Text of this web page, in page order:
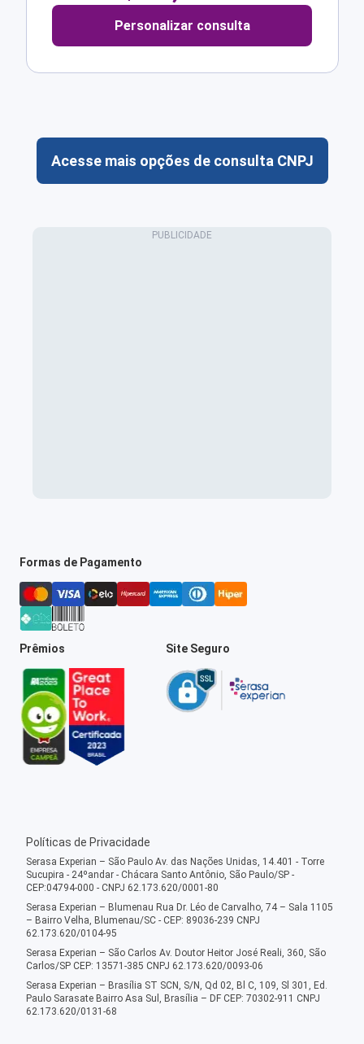
Personalizar consulta
Acesse mais opções de consulta CNPJ
Formas de Pagamento
Prêmios Site Seguro
Políticas de Privacidade
Serasa Experian – São Paulo Av. das Nações Unidas, 14.401 - Torre
Sucupira - 24ºandar - Chácara Santo Antônio, São Paulo/SP -
CEP:04794-000 - CNPJ 62.173.620/0001-80
Serasa Experian – Blumenau Rua Dr. Léo de Carvalho, 74 – Sala 1105
– Bairro Velha, Blumenau/SC - CEP: 89036-239 CNPJ
62.173.620/0104-95
Serasa Experian – São Carlos Av. Doutor Heitor José Reali, 360, São
Carlos/SP CEP: 13571-385 CNPJ 62.173.620/0093-06
Serasa Experian – Brasília ST SCN, S/N, Qd 02, Bl C, 109, Sl 301, Ed.
Paulo Sarasate Bairro Asa Sul, Brasília – DF CEP: 70302-911 CNPJ
62.173.620/0131-68